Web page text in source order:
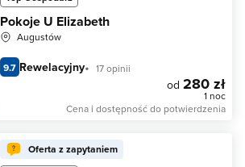
Pokoje U Elizabeth
Augustów
9.7 Rewelacyjny 17 opinii
od 280 zł
1 noc
Cena i dostępność do potwierdzenia
Oferta z zapytaniem